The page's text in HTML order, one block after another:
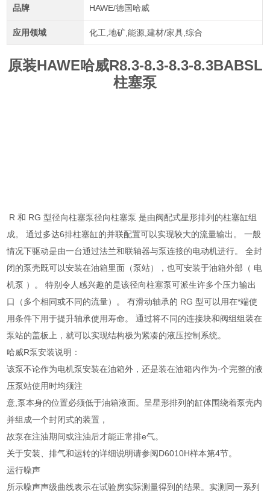
品牌 HAWE/德国哈威
应用领域 化工,地矿,能源,建材/家具,综合
原装HAWE哈威R8.3-8.3-8.3-8.3BABSL
柱塞泵
R 和 RG 型径向柱塞泵径向柱塞泵 是由阀配式星形排列的柱塞缸组
成。 通过多达6排柱塞缸的并联配置可以实现较大的流量输出。 一般
情况下驱动是由一台通过法兰和联轴器与泵连接的电动机进行。 全封
闭的泵壳既可以安装在油箱里面（泵站），也可安装于油箱外部（ 电
机泵 ）。 特别令人感兴趣的是该径向柱塞泵可派生许多个压力输出
口（多个相同或不同的流量）。 有滑动轴承的 RG 型可以用在*端使
用条件下用于提升轴承使用寿命。 通过将不同的连接块和阀组组装在
泵站的盖板上，就可以实现结构极为紧凑的液压控制系统。
哈威R泵安装说明：
该泵不论作为电机泵安装在油箱外，还是装在油箱内作为-个完整的液
压泵站使用时均须注
意,泵本身的位置必须低于油箱液面。呈星形排列的缸体围绕着泵壳内
并组成一个封闭式的装置，
故泵在注油期间或注油后才能正常排e气。
关于安装、排气和运转的详细说明请参阅D6010H样本第4节。
运行噪声
所示噪声声级曲线表示在试验房实际测量得到的结果。实测同一系列